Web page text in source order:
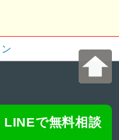
LINEで無料相談